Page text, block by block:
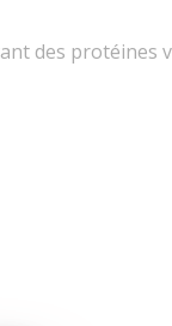
des protéines